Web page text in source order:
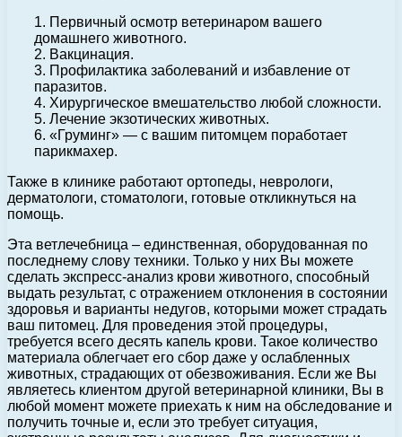
1. Первичный осмотр ветеринаром вашего
домашнего животного.
2. Вакцинация.
3. Профилактика заболеваний и избавление от
паразитов.
4. Хирургическое вмешательство любой сложности.
5. Лечение экзотических животных.
6. «Груминг» — с вашим питомцем поработает
парикмахер.
Также в клинике работают ортопеды, неврологи,
дерматологи, стоматологи, готовые откликнуться на
помощь.
Эта ветлечебница – единственная, оборудованная по
последнему слову техники. Только у них Вы можете
сделать экспресс-анализ крови животного, способный
выдать результат, с отражением отклонения в состоянии
здоровья и варианты недугов, которыми может страдать
ваш питомец. Для проведения этой процедуры,
требуется всего десять капель крови. Такое количество
материала облегчает его сбор даже у ослабленных
животных, страдающих от обезвоживания. Если же Вы
являетесь клиентом другой ветеринарной клиники, Вы в
любой момент можете приехать к ним на обследование и
получить точные и, если это требует ситуация,